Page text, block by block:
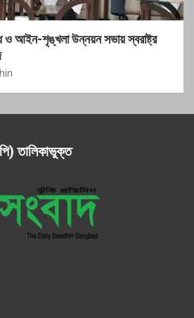
ও আইন-শৃঙ্খলা উন্নয়ন সভায় স্বরাষ্ট্র
তালিকাভুক্ত